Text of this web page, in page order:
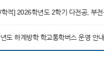
도 하계방학 학교통학버스 운영 안내